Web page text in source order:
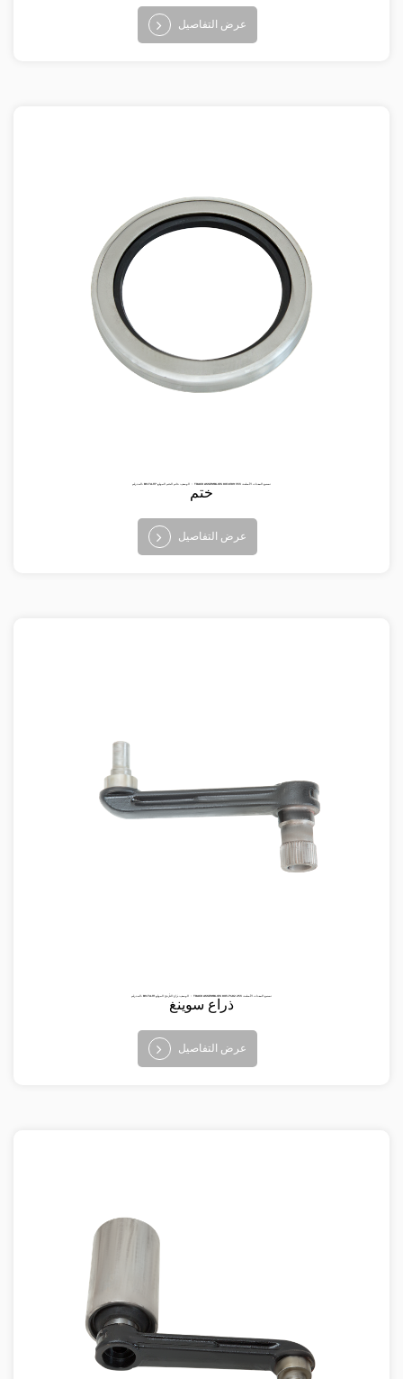
عرض التفاصيل
البند رقم: BV-TA-117 الوصف: خاتم الختم الموقع ： TRACK ASSEMBLIES تصنيع المعدات الأصلية: 353 6189-801 ختم
عرض التفاصيل
البند رقم: BV-TA-111 الوصف: ذراع التأرجح الموقع ： TRACK ASSEMBLIES تصنيع المعدات الأصلية: 253 7482-803 ذراع سوينغ
عرض التفاصيل